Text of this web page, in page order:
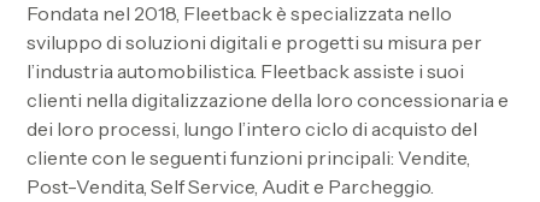
Fondata nel 2018, Fleetback è specializzata nello
sviluppo di soluzioni digitali e progetti su misura per
l’industria automobilistica. Fleetback assiste i suoi
clienti nella digitalizzazione della loro concessionaria e
dei loro processi, lungo l’intero ciclo di acquisto del
cliente con le seguenti funzioni principali: Vendite,
Post-Vendita, Self Service, Audit e Parcheggio.